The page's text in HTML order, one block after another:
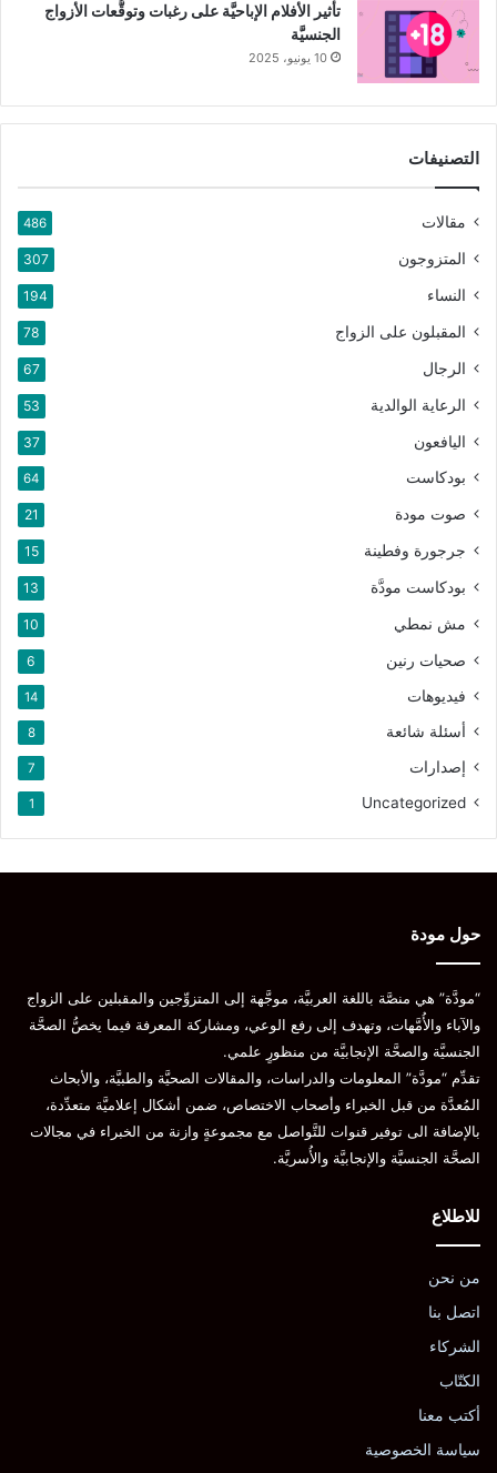
تأثير الأفلام الإباحيَّة على رغبات وتوقُّعات الأزواج
الجنسيَّة
10 يونيو، 2025
التصنيفات
مقالات 486
المتزوجون 307
النساء 194
المقبلون على الزواج 78
الرجال 67
الرعاية الوالدية 53
اليافعون 37
بودكاست 64
صوت مودة 21
جرجورة وفطينة 15
بودكاست مودَّة 13
مش نمطي 10
صحيات رنين 6
فيديوهات 14
أسئلة شائعة 8
إصدارات 7
Uncategorized
1
حول مودة
“مودَّة” هي منصَّة باللغة العربيَّة، موجَّهة إلى المتزوِّجين والمقبلين على الزواج
والآباء والأُمَّهات، وتهدف إلى رفع الوعي، ومشاركة المعرفة فيما يخصُّ الصحَّة
الجنسيَّة والصحَّة الإنجابيَّة من منظورٍ علمي.
تقدِّم “مودَّة” المعلومات والدراسات، والمقالات الصحيَّة والطبيَّة، والأبحاث
المُعدَّة من قبل الخبراء وأصحاب الاختصاص، ضمن أشكال إعلاميَّة متعدِّدة،
بالإضافة الى توفير قنوات للتَّواصل مع مجموعةٍ وازنة من الخبراء في مجالات
الصحَّة الجنسيَّة والإنجابيَّة والأُسريَّة.
للاطلاع
من نحن
اتصل بنا
الشركاء
الكتّاب
أكتب معنا
سياسة الخصوصية